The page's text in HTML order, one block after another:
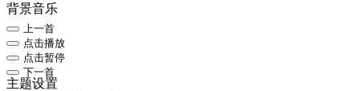
背景音乐
上一首
点击播放
点击暂停
下一首
主题设置